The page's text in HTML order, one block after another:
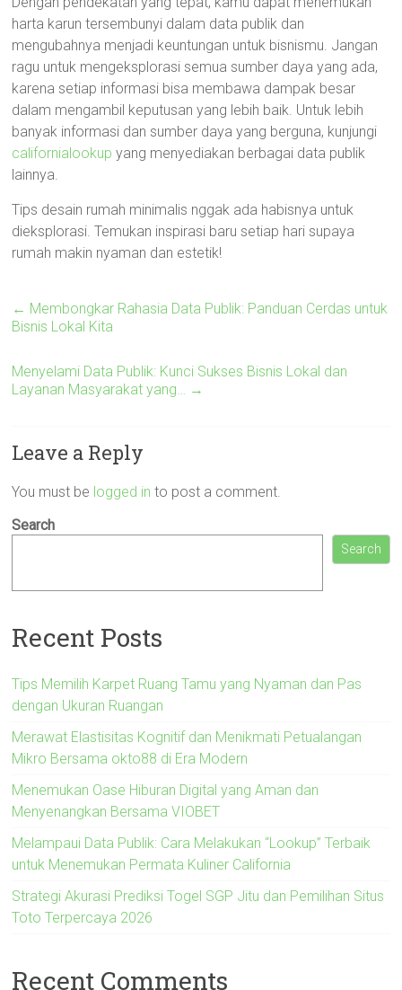
harta karun tersembunyi dalam data publik dan
mengubahnya menjadi keuntungan untuk bisnismu. Jangan
ragu untuk mengeksplorasi semua sumber daya yang ada,
karena setiap informasi bisa membawa dampak besar
dalam mengambil keputusan yang lebih baik. Untuk lebih
banyak informasi dan sumber daya yang berguna, kunjungi
californialookup yang menyediakan berbagai data publik
lainnya.
Tips desain rumah minimalis nggak ada habisnya untuk
dieksplorasi. Temukan inspirasi baru setiap hari supaya
rumah makin nyaman dan estetik!
← Membongkar Rahasia Data Publik: Panduan Cerdas untuk
Bisnis Lokal Kita
Menyelami Data Publik: Kunci Sukses Bisnis Lokal dan
Layanan Masyarakat yang… →
Leave a Reply
You must be logged in to post a comment.
Search
Search
Recent Posts
Tips Memilih Karpet Ruang Tamu yang Nyaman dan Pas
dengan Ukuran Ruangan
Merawat Elastisitas Kognitif dan Menikmati Petualangan
Mikro Bersama okto88 di Era Modern
Menemukan Oase Hiburan Digital yang Aman dan
Menyenangkan Bersama VIOBET
Melampaui Data Publik: Cara Melakukan “Lookup” Terbaik
untuk Menemukan Permata Kuliner California
Strategi Akurasi Prediksi Togel SGP Jitu dan Pemilihan Situs
Toto Terpercaya 2026
Recent Comments